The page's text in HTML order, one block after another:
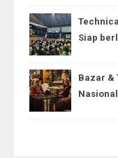
Siap
Bazar &